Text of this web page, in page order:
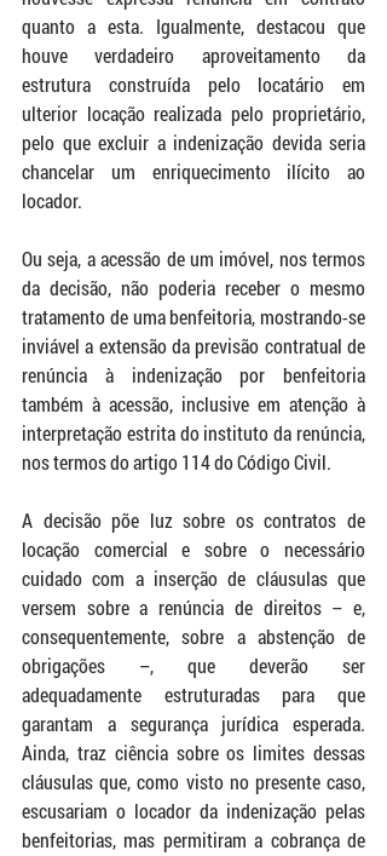
quanto a esta. Igualmente, destacou que
houve verdadeiro aproveitamento da
estrutura construída pelo locatário em
ulterior locação realizada pelo proprietário,
pelo que excluir a indenização devida seria
chancelar um enriquecimento ilícito ao
locador.
Ou seja, a acessão de um imóvel, nos termos
da decisão, não poderia receber o mesmo
tratamento de uma benfeitoria, mostrando-se
inviável a extensão da previsão contratual de
renúncia à indenização por benfeitoria
também à acessão, inclusive em atenção à
interpretação estrita do instituto da renúncia,
nos termos do artigo 114 do Código Civil.
A decisão põe luz sobre os contratos de
locação comercial e sobre o necessário
cuidado com a inserção de cláusulas que
versem sobre a renúncia de direitos – e,
consequentemente, sobre a abstenção de
obrigações –, que deverão ser
adequadamente estruturadas para que
garantam a segurança jurídica esperada.
Ainda, traz ciência sobre os limites dessas
cláusulas que, como visto no presente caso,
escusariam o locador da indenização pelas
benfeitorias, mas permitiram a cobrança de